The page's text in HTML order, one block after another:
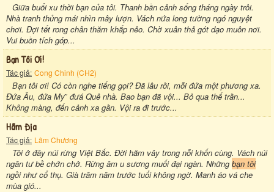
Giữa buổi xu thời bạn của tôi. Thanh bần cảnh sống tháng ngày trôi.
Nhà tranh thủng mái nhìn mây lượn. Vách nứa long tường ngó nguyệt
chơi. Đợi tết rong chân thăm khắp nẻo. Chờ xuân thả gót dạo muôn nơi.
Vui buồn tích góp...
Bạn Tôi Ơi!
Tác giả: Cong Chinh (CH2)
Bạn tôi ơi! Có còn nghe tiếng gọi? Đã lâu rồi, mỗi đứa một phương xa.
Đứa Âu, đứa My ̃ đưá Quê nhà. Bao bạn đã vội... Bỏ qua thế trần...
Không màng, đến cảnh xa gần. Vội ra đi trước...
Hãm Địa
Tác giả: Lâm Chương
Tôi ở đây núi rừng Việt Bắc. Đời hãm vây trong nỗi khốn cùng. Vách núi
ngăn tư bề chớn chở. Rừng âm u sương muối đại ngàn. Những bạn tôi
ngồi như cổ thụ. Già trăm năm trước tuổi không ngờ. Manh áo vá che
mùa gió...